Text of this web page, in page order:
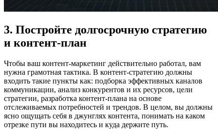
3. Постройте долгосрочную стратегию
и контент-план
Чтобы ваш контент-маркетинг действительно работал, вам
нужна грамотная тактика. В контент-стратегию должны
входить такие пункты как: подборка эффективных каналов
коммуникации, анализ конкурентов и их ресурсов, цели
стратегии, разработка контент-плана на основе
отслеживаемых потребностей и трендов. В целом, вы должны
ясно ощущать себя в джунглях контента, понимать на каком
отрезке пути вы находитесь и куда держите путь.